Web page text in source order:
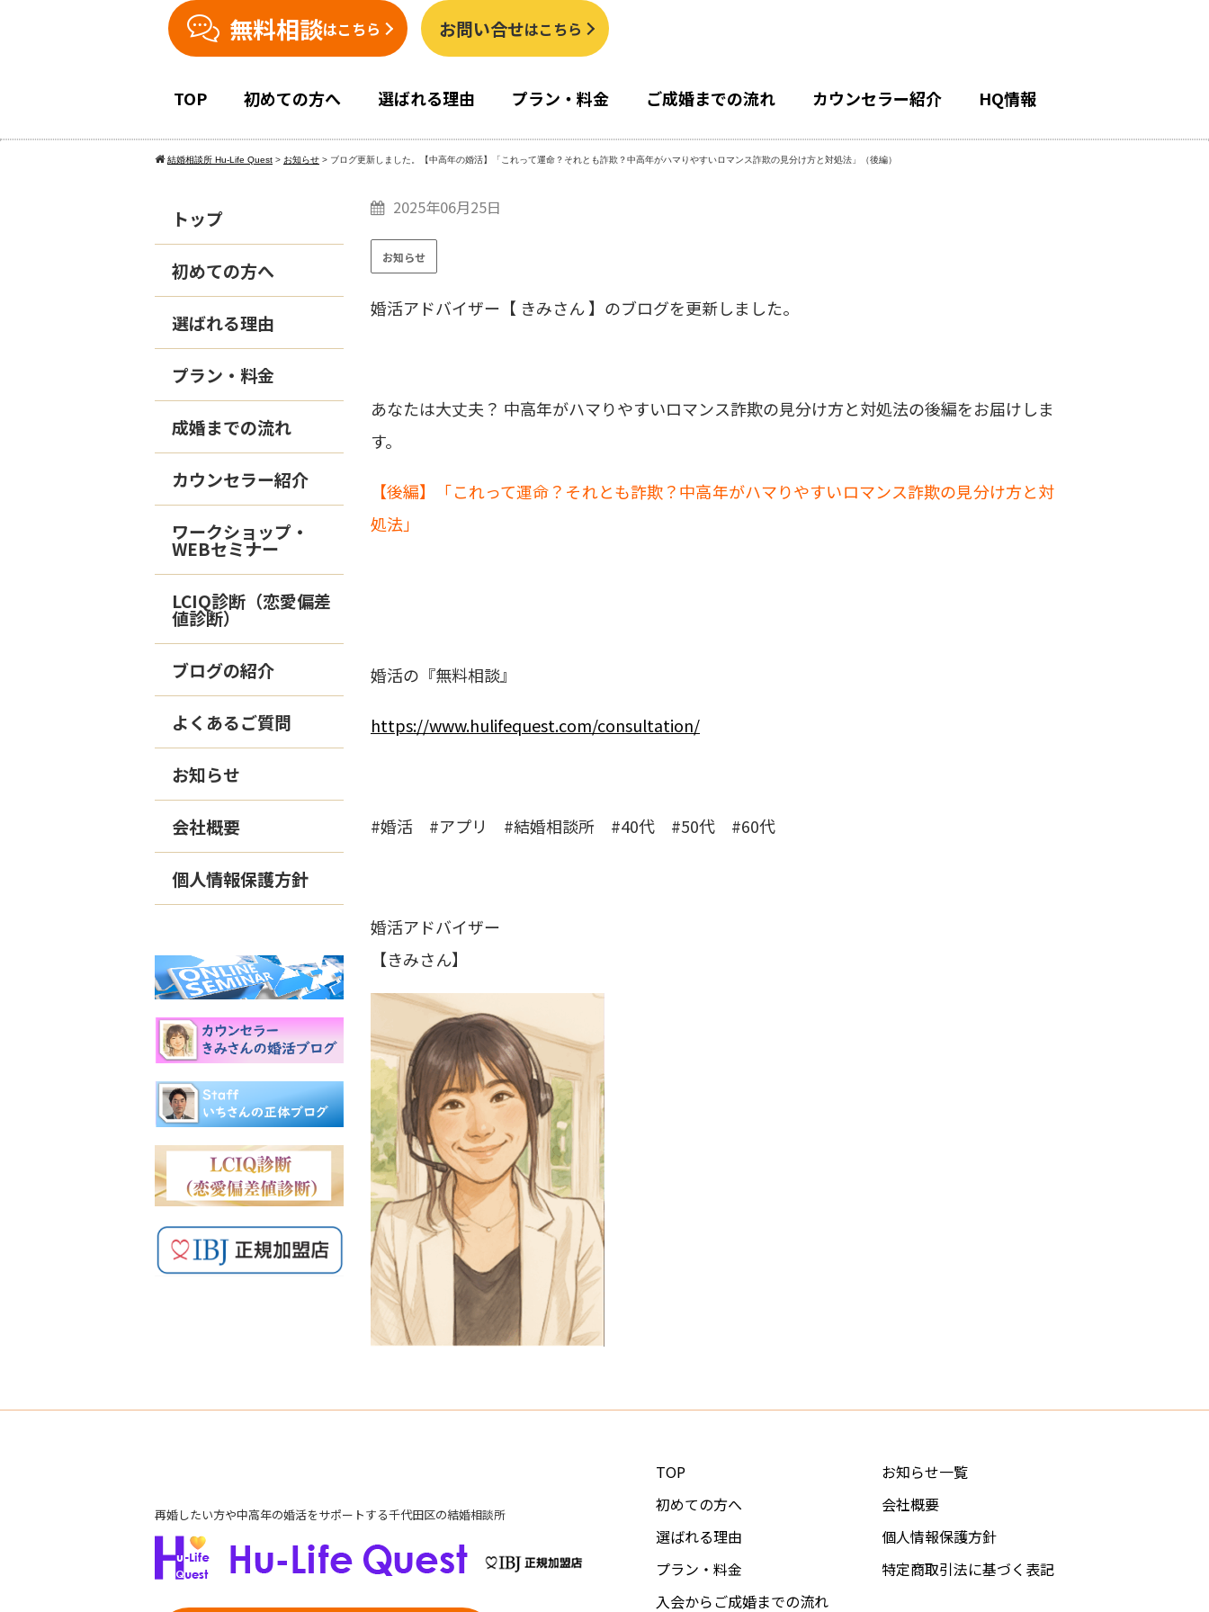
無料相談はこちら お問い合せはこちら
TOP 初めての方へ 選ばれる理由 プラン・料金 ご成婚までの流れ カウンセラー紹介 HQ情報
結婚相談所 Hu-Life Quest > お知らせ > ブログ更新しました。【中高年の婚活】「これって運命？それとも詐欺？中高年がハマりやすいロマンス詐欺の見分け方と対処法」（後編）
2025年06月25日
お知らせ
婚活アドバイザー【 きみさん 】のブログを更新しました。
あなたは大丈夫？ 中高年がハマりやすいロマンス詐欺の見分け方と対処法の後編をお届けしま
す。
【後編】「これって運命？それとも詐欺？中高年がハマりやすいロマンス詐欺の見分け方と対
処法」
婚活の『無料相談』
https://www.hulifequest.com/consultation/
#婚活 #アプリ #結婚相談所 #40代 #50代 #60代
婚活アドバイザー
【きみさん】
トップ
初めての方へ
選ばれる理由
プラン・料金
成婚までの流れ
カウンセラー紹介
ワークショップ・
WEBセミナー
LCIQ診断（恋愛偏差
値診断）
ブログの紹介
よくあるご質問
お知らせ
会社概要
個人情報保護方針
再婚したい方や中高年の婚活をサポートする千代田区の結婚相談所
TOP
初めての方へ
選ばれる理由
プラン・料金
入会からご成婚までの流れ
お知らせ一覧
会社概要
個人情報保護方針
特定商取引法に基づく表記